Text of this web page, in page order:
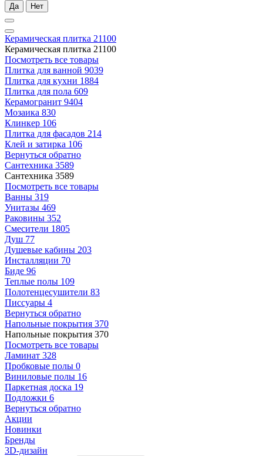
Да Нет
Керамическая плитка 21100
Керамическая плитка 21100
Посмотреть все товары
Плитка для ванной 9039
Плитка для кухни 1884
Плитка для пола 609
Керамогранит 9404
Мозаика 830
Клинкер 106
Плитка для фасадов 214
Клей и затирка 106
Вернуться обратно
Сантехника 3589
Сантехника 3589
Посмотреть все товары
Ванны 319
Унитазы 469
Раковины 352
Смесители 1805
Душ 77
Душевые кабины 203
Инсталляции 70
Биде 96
Теплые полы 109
Полотенцесушители 83
Писсуары 4
Вернуться обратно
Напольные покрытия 370
Напольные покрытия 370
Посмотреть все товары
Ламинат 328
Пробковые полы 0
Виниловые полы 16
Паркетная доска 19
Подложки 6
Вернуться обратно
Акции
Новинки
Бренды
3D-дизайн